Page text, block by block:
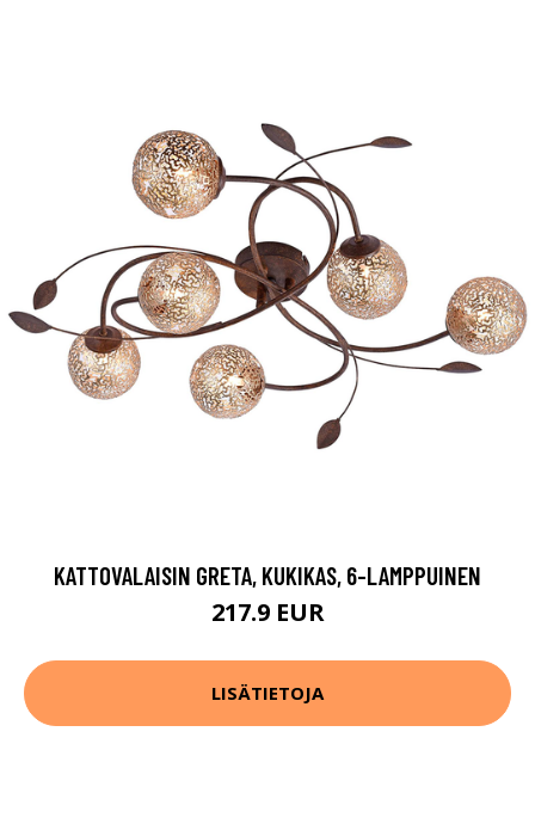
KATTOVALAISIN GRETA, KUKIKAS, 6-LAMPPUINEN
217.9 EUR
LISÄTIETOJA